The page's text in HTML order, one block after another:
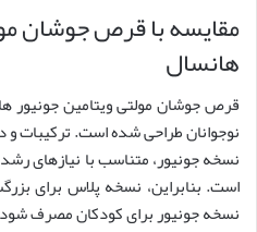
مقایسه با قرص جوشان
هانسال
قرص جوشان مولتی ویتامین جونیور
نوجوانان طراحی شده است. ترکیبات و
نسخه جونیور، متناسب با نیازهای
است. بنابراین، نسخه پلاس برای
نسخه جونیور برای کودکان مصرف